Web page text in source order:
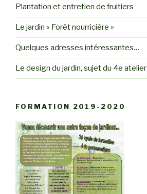
Plantation et entretien de fruitiers
Le jardin « Forêt nourricière »
Quelques adresses intéressantes…
Le design du jardin, sujet du 4e atelier
FORMATION 2019-2020